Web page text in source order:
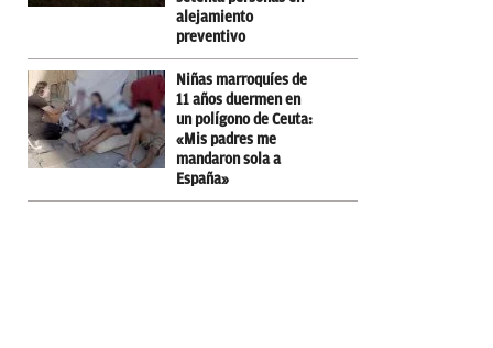
alejamiento
preventivo
Niñas marroquíes de
11 años duermen en
un polígono de Ceuta:
«Mis padres me
mandaron sola a
España»